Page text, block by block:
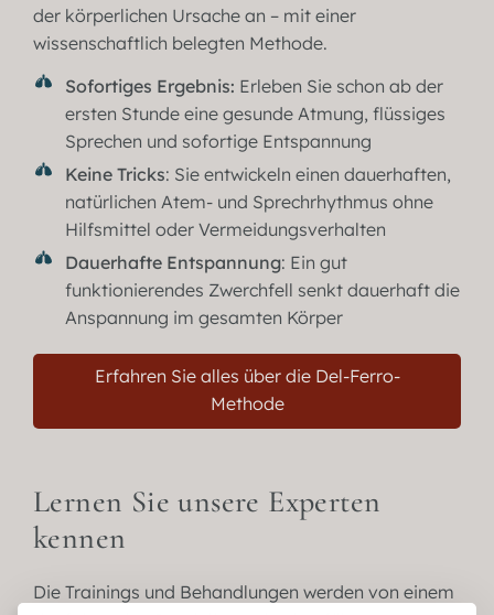
der körperlichen Ursache an – mit einer
wissenschaftlich belegten Methode.
Sofortiges Ergebnis: Erleben Sie schon ab der
ersten Stunde eine gesunde Atmung, flüssiges
Sprechen und sofortige Entspannung
Keine Tricks: Sie entwickeln einen dauerhaften,
natürlichen Atem- und Sprechrhythmus ohne
Hilfsmittel oder Vermeidungsverhalten
Dauerhafte Entspannung: Ein gut
funktionierendes Zwerchfell senkt dauerhaft die
Anspannung im gesamten Körper
Erfahren Sie alles über die Del-Ferro-
Methode
Lernen Sie unsere Experten
kennen
Die Trainings und Behandlungen werden von einem